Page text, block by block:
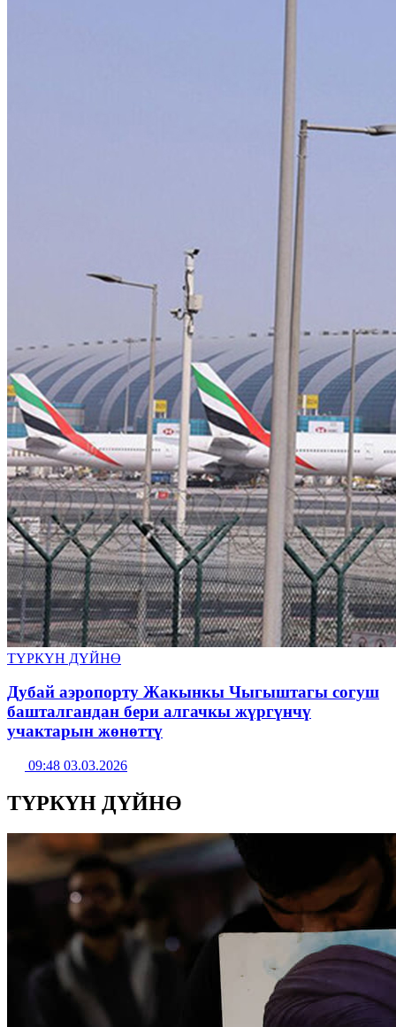
ТҮРКҮН ДҮЙНӨ
Дубай аэропорту Жакынкы Чыгыштагы согуш
башталгандан бери алгачкы жүргүнчү
учактарын жөнөттү
09:48 03.03.2026
ТҮРКҮН ДҮЙНӨ